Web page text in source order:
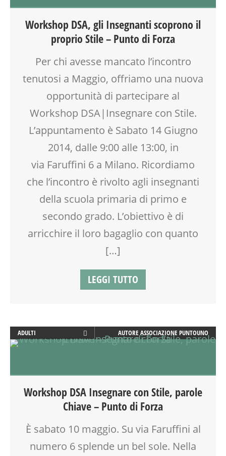
DSA
LABORATORIO
MOOD BOX
RIEQUILIBRIO ENERGETICO
SCUOLA
WEEKEND
Workshop DSA, gli Insegnanti scoprono il
proprio Stile – Punto di Forza
Per chi avesse mancato l’incontro
tenutosi a Maggio, offriamo una nuova
opportunità di partecipare al
Workshop DSA|Insegnare con Stile.
L’appuntamento è Sabato 14 Giugno
2014, dalle 9:00 alle 13:00, in
via Faruffini 6 a Milano. Ricordiamo
che l’incontro è rivolto agli insegnanti
della scuola primaria di primo e
secondo grado. L’obiettivo è di
arricchire il loro bagaglio con quanto
[…]
LEGGI TUTTO
ADULTI
ATTIVITÀ
COUNSELING
DOCENTI
AUTORE ASSOCIAZIONE PUNTOUNO
Workshop DSA Insegnare con Stile, parole
Chiave – Punto di Forza
È sabato 10 maggio. Su via Faruffini al
numero 6 splende un bel sole. Nella